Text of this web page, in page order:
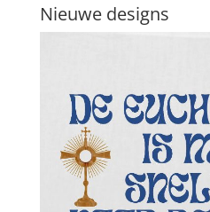
Nieuwe designs